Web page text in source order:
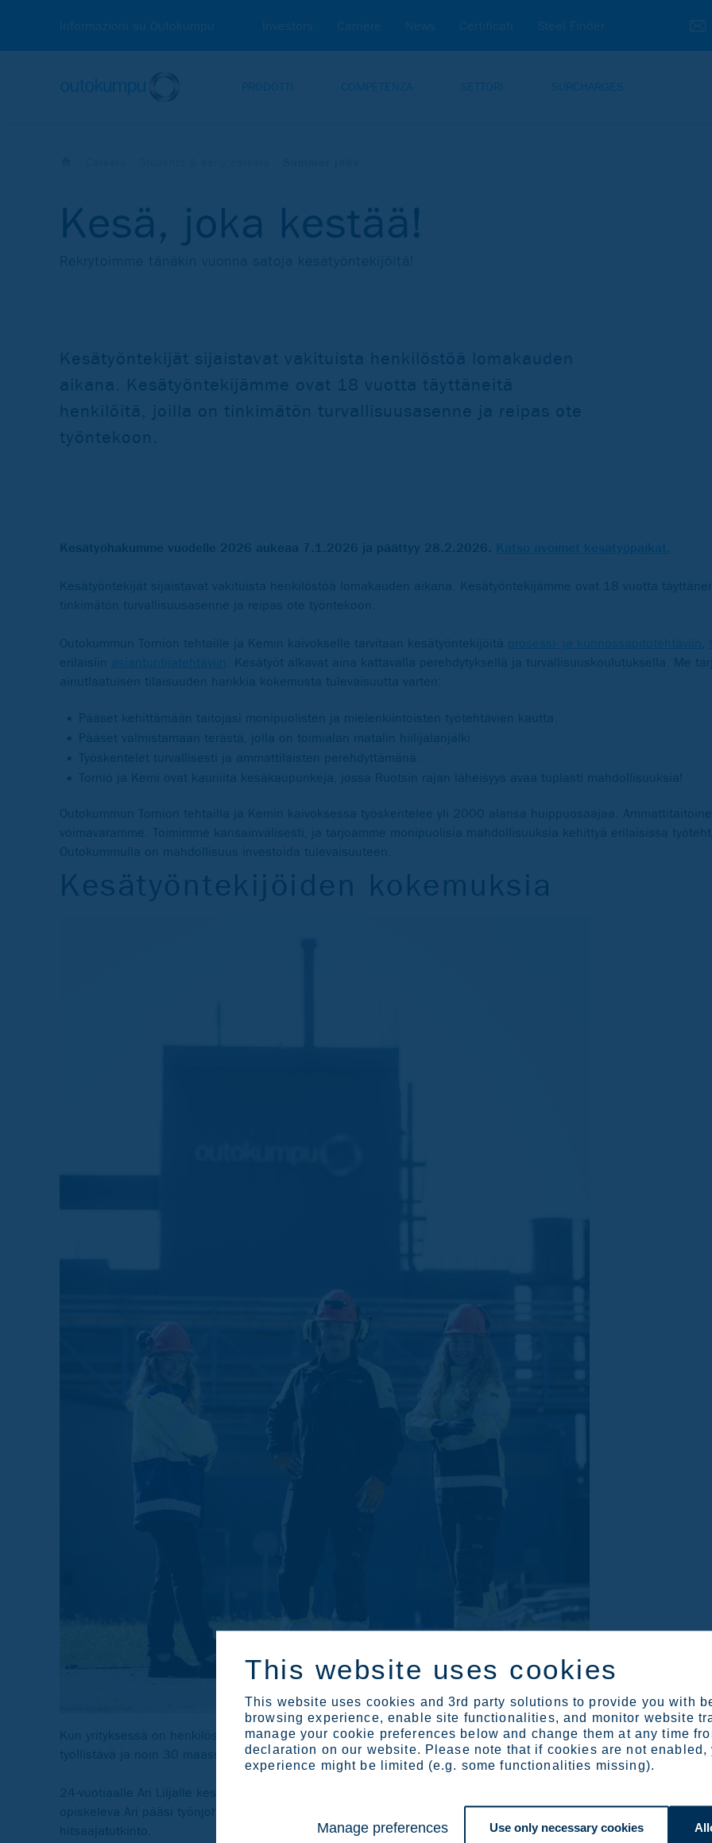
This website uses cookies
This website uses cookies and 3rd party solutions to provide you with
browsing experience, enable site functionalities, and monitor website
manage your cookie preferences below and change them at any time
declaration on our website. Please note that if cookies are not enabled,
experience might be limited (e.g. some functionalities missing).
Manage preferences Use only necessary cookies
Informazioni su Outokumpu Investors Carriere News Certificati Steel Finder
PRODOTTI COMPETENZA SETTORI SURCHARGES
Kesä, joka kestää!
Rekrytoimme tänäkin vuonna satoja kesätyöntekijöitä!
Kesätyöntekijät sijaistavat vakituista henkilöstöä lomakauden
aikana. Kesätyöntekijämme ovat 18 vuotta täyttäneitä
henkilöitä, joilla on tinkimätön turvallisuusasenne ja reipas ote
työntekoon.
Kesätyöhakumme vuodelle 2026 aukeaa 7.1.2026 ja päättyy 28.2.2026. Katso avoimet kesätyöpaikat.
Kesätyöntekijät sijaistavat vakituista henkilöstöä lomakauden aikana. Kesätyöntekijämme ovat 18 vuotta
tinkimätön turvallisuusasenne ja reipas ote työntekoon.
Outokummun Tornion tehtaille ja Kemin kaivokselle tarvitaan kesätyöntekijöitä prosessi- ja kunnossapitotehtäviin ,
erilaisiin asiantuntijatehtäviin . Kesätyöt alkavat aina kattavalla perehdytyksellä ja turvallisuuskoulutuksella. Me
ainutlaatuisen tilaisuuden hankkia kokemusta tulevaisuutta varten:
Pääset kehittämään taitojasi monipuolisten ja mielenkiintoisten työtehtävien kautta.
Pääset valmistamaan terästä, jolla on toimialan matalin hiilijalanjälki
Työskentelet turvallisesti ja ammattilaisten perehdyttämänä.
Tornio ja Kemi ovat kauniita kesäkaupunkeja, jossa Ruotsin rajan läheisyys avaa tuplasti mahdollisuuksia!
Outokummun Tornion tehtailla ja Kemin kaivoksessa työskentelee yli 2000 alansa huippuosaajaa.
voimavaramme. Toimimme kansainvälisesti, ja tarjoamme monipuolisia mahdollisuuksia kehittyä erilaisissa
Outokummulla on mahdollisuus investoida tulevaisuuteen.
Kesätyöntekijöiden kokemuksia
Kun yrityksessä on henkilöstöä pienen kaupungin verran, mahdollisuudet kesätyöntekijällekin ovat lähes
työllistävä ja noin 30 maassa toimiva Outokumpu palkkasi vuonna 2024 500 kesätyöntekijää terästeollisuuden
24-vuotiaalle Ari Liljalle kesä Outokummussa oli jo kolmas. Konetekniikan insinööriksi Helsingin Metropolian
opiskeleva Ari pääsi työnjohtoharjoittelijaksi Outokummun terässulatolle Tornioon. Ennestään Arilla on
hitsaajatutkinto.